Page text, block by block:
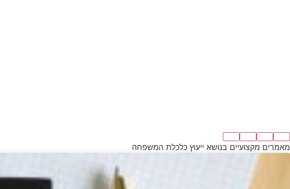
מאמרים מקצועיים בנושא ייעוץ כלכלת המשפחה